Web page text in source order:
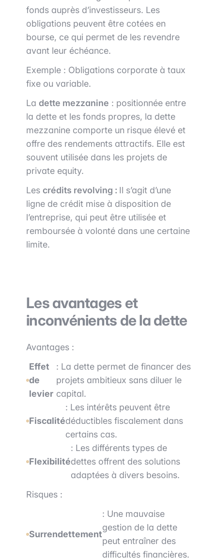
fonds auprès d’investisseurs. Les
obligations peuvent être cotées en
bourse, ce qui permet de les revendre
avant leur échéance.
Exemple : Obligations corporate à taux
fixe ou variable.
La dette mezzanine : positionnée entre
la dette et les fonds propres, la dette
mezzanine comporte un risque élevé et
offre des rendements attractifs. Elle est
souvent utilisée dans les projets de
private equity.
Les crédits revolving : Il s’agit d’une
ligne de crédit mise à disposition de
l’entreprise, qui peut être utilisée et
remboursée à volonté dans une certaine
limite.
Les avantages et
inconvénients de la dette
Avantages :
Effet
de
levier
: La dette permet de financer des
projets ambitieux sans diluer le
capital.
Fiscalité
: Les intérêts peuvent être
déductibles fiscalement dans
certains cas.
Flexibilité
: Les différents types de
dettes offrent des solutions
adaptées à divers besoins.
Risques :
Surrendettement
: Une mauvaise
gestion de la dette
peut entraîner des
difficultés financières.